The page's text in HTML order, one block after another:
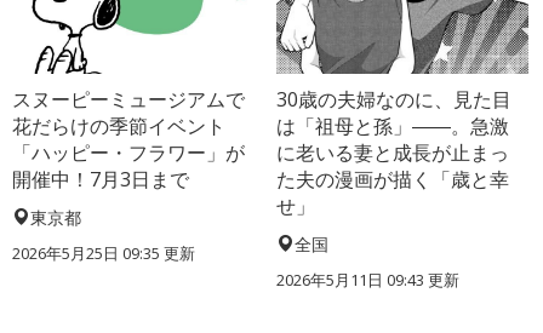
スヌーピーミュージアムで
花だらけの季節イベント
「ハッピー・フラワー」が
開催中！7月3日まで
東京都
2026年5月25日 09:35 更新
30歳の夫婦なのに、見た目
は「祖母と孫」――。急激
に老いる妻と成長が止まっ
た夫の漫画が描く「歳と幸
せ」
全国
2026年5月11日 09:43 更新